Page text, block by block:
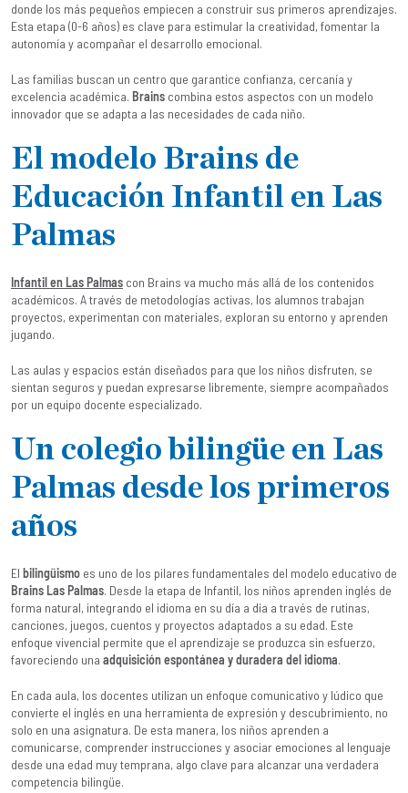
donde los más pequeños empiecen a construir sus primeros aprendizajes.
Esta etapa (0-6 años) es clave para estimular la creatividad, fomentar la
autonomía y acompañar el desarrollo emocional.
Las familias buscan un centro que garantice confianza, cercanía y
excelencia académica. Brains combina estos aspectos con un modelo
innovador que se adapta a las necesidades de cada niño.
El modelo Brains de
Educación Infantil en Las
Palmas
Infantil en Las Palmas con Brains va mucho más allá de los contenidos
académicos. A través de metodologías activas, los alumnos trabajan
proyectos, experimentan con materiales, exploran su entorno y aprenden
jugando.
Las aulas y espacios están diseñados para que los niños disfruten, se
sientan seguros y puedan expresarse libremente, siempre acompañados
por un equipo docente especializado.
Un colegio bilingüe en Las
Palmas desde los primeros
años
El bilingüismo es uno de los pilares fundamentales del modelo educativo de
Brains Las Palmas. Desde la etapa de Infantil, los niños aprenden inglés de
forma natural, integrando el idioma en su día a día a través de rutinas,
canciones, juegos, cuentos y proyectos adaptados a su edad. Este
enfoque vivencial permite que el aprendizaje se produzca sin esfuerzo,
favoreciendo una adquisición espontánea y duradera del idioma.
En cada aula, los docentes utilizan un enfoque comunicativo y lúdico que
convierte el inglés en una herramienta de expresión y descubrimiento, no
solo en una asignatura. De esta manera, los niños aprenden a
comunicarse, comprender instrucciones y asociar emociones al lenguaje
desde una edad muy temprana, algo clave para alcanzar una verdadera
competencia bilingüe.